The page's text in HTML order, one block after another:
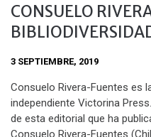
CONSUELO
3 SEPTIEMBRE, 2019
Consuelo Rivera-Fuentes es
independiente Victorina
de esta editorial que ha
Consuelo Rivera-Fuentes